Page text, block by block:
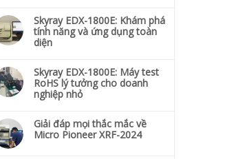
Skyray EDX-1800E: Khám phá
tính năng và ứng dụng toàn
diện
Skyray EDX-1800E: Máy test
RoHS lý tưởng cho doanh
nghiệp nhỏ
Giải đáp mọi thắc mắc về
Micro Pioneer XRF-2024